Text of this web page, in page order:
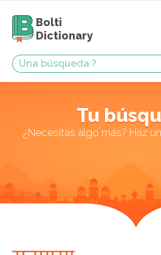
Bolti
Dictionary
Tu
¿Necesitas algo más? Haz